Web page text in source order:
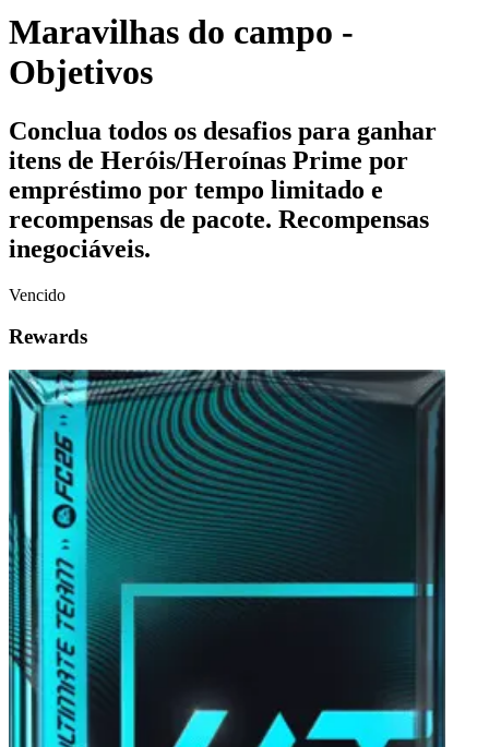
Maravilhas do campo -
Objetivos
Conclua todos os desafios para ganhar
itens de Heróis/Heroínas Prime por
empréstimo por tempo limitado e
recompensas de pacote. Recompensas
inegociáveis.
Vencido
Rewards